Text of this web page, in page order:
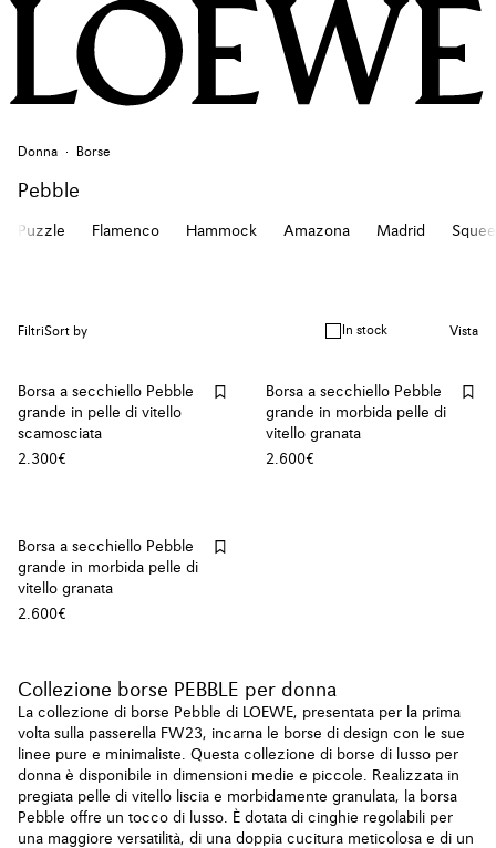
Donna Borse
Pebble
Puzzle Flamenco Hammock Amazona Madrid
FiltriSort by In stock Vista
Borsa a secchiello Pebble
grande in pelle di vitello
scamosciata
2.300€
Borsa a secchiello Pebble
grande in morbida pelle di
vitello granata
2.600€
Borsa a secchiello Pebble
grande in morbida pelle di
vitello granata
2.600€
Collezione borse PEBBLE per donna
La collezione di borse Pebble di LOEWE, presentata per la prima
volta sulla passerella FW23, incarna le borse di design con le sue
linee pure e minimaliste. Questa collezione di borse di lusso per
donna è disponibile in dimensioni medie e piccole. Realizzata in
pregiata pelle di vitello liscia e morbidamente granulata, la borsa
Pebble offre un tocco di lusso. È dotata di cinghie regolabili per
una maggiore versatilità, di una doppia cucitura meticolosa e di un